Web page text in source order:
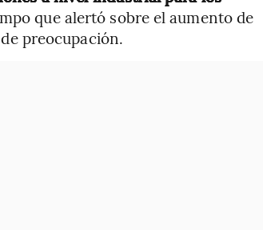
que alertó sobre el aumento de
preocupación.